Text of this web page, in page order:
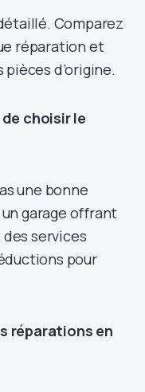
Comparez
réparation et
d’origine.
choisir le
une bonne
garage offrant
services
pour
réparations en